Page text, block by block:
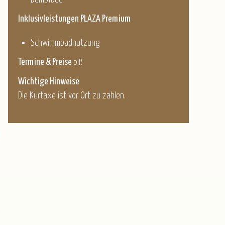
Inklusivleistungen PLAZA Premium
Schwimmbadnutzung
Termine & Preise p.P.
Wichtige Hinweise
Die Kurtaxe ist vor Ort zu zahlen.